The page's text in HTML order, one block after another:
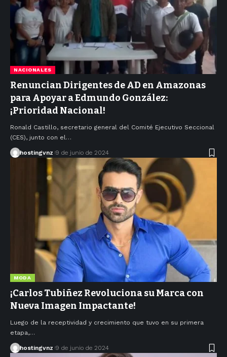
NACIONALES
Renuncian Dirigentes de AD en Amazonas
para Apoyar a Edmundo González:
¡Prioridad Nacional!
Ronald Castillo, secretario general del Comité Ejecutivo Seccional
(CES), junto con el…
hostingvnz 9 de junio de 2024
MODA
¡Carlos Tubiñez Revoluciona su Marca con
Nueva Imagen Impactante!
Luego de la receptividad y crecimiento que tuvo en su primera
etapa,…
hostingvnz 9 de junio de 2024